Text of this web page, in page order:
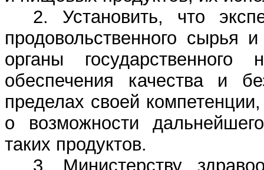
2. Установить, что
продовольственного сырья
органы
обеспечения качества и
пределах своей
о возможности
таких продуктов.
3. Министерству